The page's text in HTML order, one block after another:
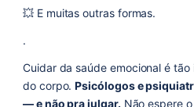
💥 E muitas outras formas.
.
Cuidar da saúde emocional é
do corpo.Psicólogos e
— e não pra julgar. Não espere